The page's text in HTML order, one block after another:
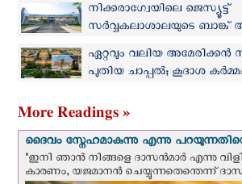
നിക്കരാഗ്വേയിലെ ജെസ്യൂട്ട്
സർവ്വകലാശാലയുടെ
മരവിപ്പിച്ച് ഒർട്ടേഗ ഭരണകൂടം
ഏറ്റവും വലിയ അമേരിക്കന്‍
പുതിയ ചാപ്പല്‍; കൂദാശ
More Readings »
ദൈവം സ്നേഹമാകുന്നു എന്നു
"ഇനി ഞാന്‍ നിങ്ങളെ ദാസന്‍മാര്‍ എന്നു
കാരണം, യജമാനന്‍ ചെയ്യുന്നതെന്തെന്ന്